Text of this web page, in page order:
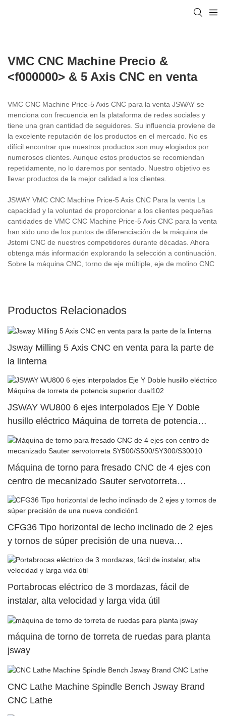
VMC CNC Machine Precio &
<f000000> & 5 Axis CNC en venta
VMC CNC Machine Price-5 Axis CNC para la venta JSWAY se
menciona con frecuencia en la plataforma de redes sociales y
tiene una gran cantidad de seguidores. Su influencia proviene de
la excelente reputación de los productos en el mercado. No es
difícil encontrar que nuestros productos son muy elogiados por
numerosos clientes. Aunque estos productos se recomiendan
repetidamente, no lo daremos por sentado. Nuestro objetivo es
llevar productos de la mejor calidad a los clientes.
JSWAY VMC CNC Machine Price-5 Axis CNC Para la venta La
capacidad y la voluntad de proporcionar a los clientes pequeñas
cantidades de VMC CNC Machine Price-5 Axis CNC para la venta
han sido uno de los puntos de diferenciación de la máquina de
Jstomi CNC de nuestros competidores durante décadas. Ahora
obtenga más información explorando la selección a continuación.
Sobre la máquina CNC, torno de eje múltiple, eje de molino CNC
Productos Relacionados
Jsway Milling 5 Axis CNC en venta para la parte de
la linterna
JSWAY WU800 6 ejes interpolados Eje Y Doble
husillo eléctrico Máquina de torreta de potencia
superior dual102
Máquina de torno para fresado CNC de 4 ejes con
centro de mecanizado Sauter servotorreta
SY500/S500/SY300/S30010
CFG36 Tipo horizontal de lecho inclinado de 2 ejes
y tornos de súper precisión de una nueva
condición1
Portabrocas eléctrico de 3 mordazas, fácil de
instalar, alta velocidad y larga vida útil
máquina de torno de torreta de ruedas para planta
jsway
CNC Lathe Machine Spindle Bench Jsway Brand
CNC Lathe